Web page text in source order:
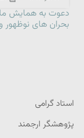
دعوت به همایش
بحران های
استاد گرامی
پژوهشگر ارجمند